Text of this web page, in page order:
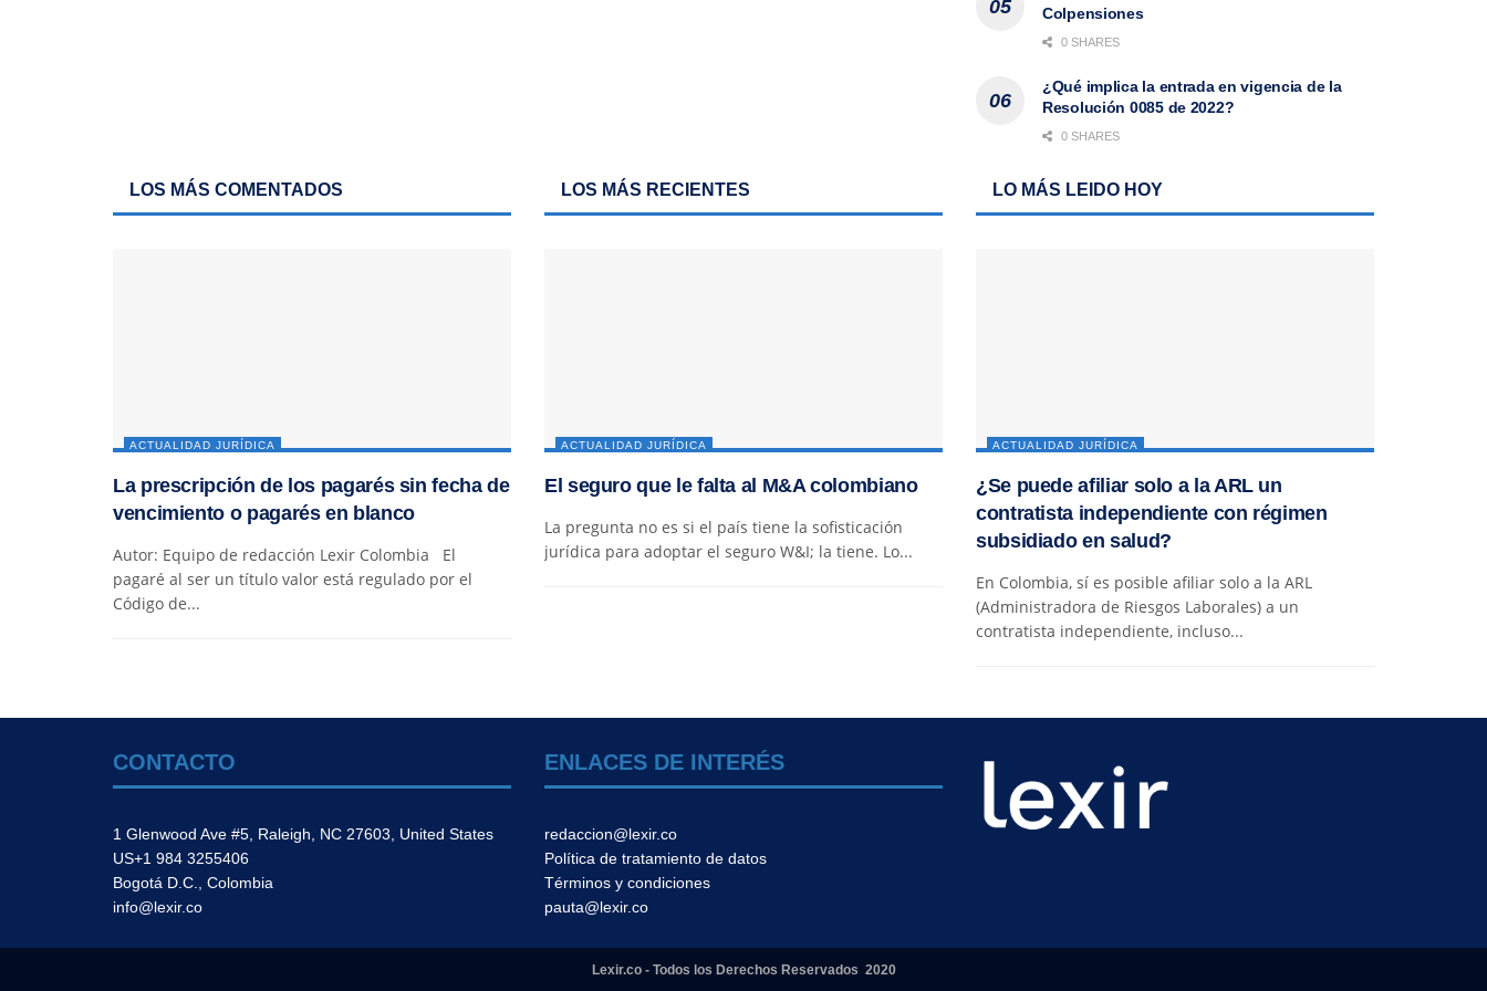
Colpensiones
0 SHARES
¿Qué implica la entrada en vigencia de la
Resolución 0085 de 2022?
0 SHARES
LOS MÁS COMENTADOS
ACTUALIDAD JURÍDICA
La prescripción de los pagarés sin fecha de
vencimiento o pagarés en blanco
Autor: Equipo de redacción Lexir Colombia El
pagaré al ser un título valor está regulado por el
Código de...
LOS MÁS RECIENTES
ACTUALIDAD JURÍDICA
El seguro que le falta al M&A colombiano
La pregunta no es si el país tiene la sofisticación
jurídica para adoptar el seguro W&I; la tiene. Lo...
LO MÁS LEIDO HOY
ACTUALIDAD JURÍDICA
¿Se puede afiliar solo a la ARL un
contratista independiente con régimen
subsidiado en salud?
En Colombia, sí es posible afiliar solo a la ARL
(Administradora de Riesgos Laborales) a un
contratista independiente, incluso...
CONTACTO
1 Glenwood Ave #5, Raleigh, NC 27603, United States
US+1 984 3255406
Bogotá D.C., Colombia
info@lexir.co
ENLACES DE INTERÉS
redaccion@lexir.co
Política de tratamiento de datos
Términos y condiciones
pauta@lexir.co
Lexir.co - Todos los Derechos Reservados 2020